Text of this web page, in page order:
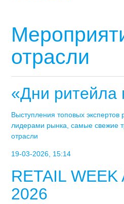
отрасли
«Дни ритейла
Выступления топовых экспертов
лидерами рынка, самые свежие
отрасли
19-03-2026, 15:14
RETAIL WEEK
2026